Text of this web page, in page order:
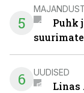
5
Puhk
6 UUDISED
Linas